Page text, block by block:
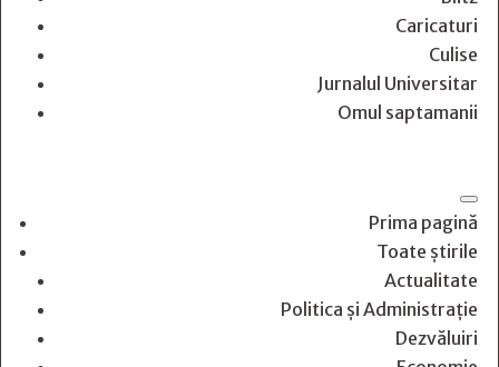
Caricaturi
Culise
Jurnalul Universitar
Omul saptamanii
Prima pagină
Toate știrile
Actualitate
Politica și Administrație
Dezvăluiri